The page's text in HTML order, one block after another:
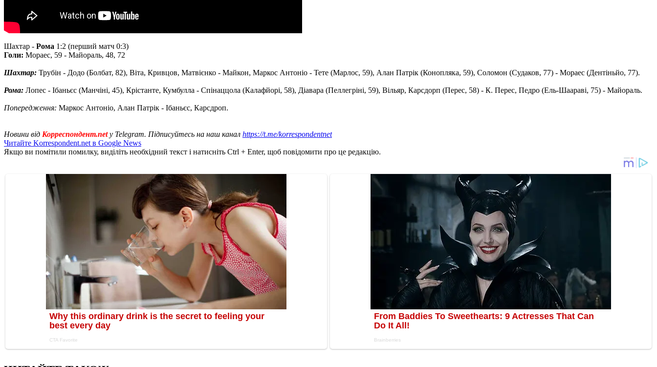
Шахтар - Рома 1:2 (перший матч 0:3)
Голи: Мораес, 59 - Майораль, 48, 72
Шахтар: Трубін - Додо (Болбат, 82), Віта, Кривцов, Матвієнко - Майкон, Маркос Антоніо - Тете (Марлос, 59), Алан Патрік (Конопляка, 59), Соломон (Судаков, 77) - Мораес (Дентіньйо, 77).
Рома: Лопес - Ібаньєс (Манчіні, 45), Крістанте, Кумбулла - Спінаццола (Калафйорі, 58), Діавара (Пеллегріні, 59), Вільяр, Карсдорп (Перес, 58) - К. Перес, Педро (Ель-Шаараві, 75) - Майораль.
Попередження: Маркос Антоніо, Алан Патрік - Ібаньєс, Карсдроп.
Новини від Корреспондент.netу Telegram. Підписуйтесь на наш канал https://t.me/korrespondentnet
Читайте Korrespondent.net в Google News
Якщо ви помітили помилку, виділіть необхідний текст і натисніть Ctrl + Enter, щоб повідомити про це редакцію.